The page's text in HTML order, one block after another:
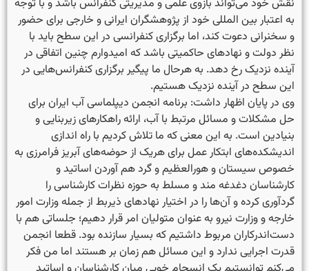
نقش خود می‌تواند بازوی علمی و مدیریتی کنفرانس باشد و با توجه
به اعتبار بین المللی خود از پژوهشگران ایرانی و خارجی برای حضور
و سخنرانی دعوت کند، اما برگزاری کنفرانسی در این سطح باید با
نظر دولت و نهادهای حاکمیتی باشد که امیدوارم چنین اتفاقی در
آینده نزدیک رخ دهد. به هرحال ما پیگیر برگزاری کنفرانس‌هایی در
این سطح در آینده نزدیک هستیم.
وی در پایان اظهار داشت: برنامه انجمن دیپلماسی آب ایران برای
حل مشکلات و مسائل مرتبط با آب، ارائه راهکارهای زیربنایی و
بنیادین است. به این معنی که ما تلاش کردیم با راه اندازی
اندیشکده‌های ابتکار عمل برای هریک از حوضه‌های آبریز فرامرزی به
خصوص سیستان و هورالعظیم و گرد هم آوردن اساتید و
کارشناسان دغدغه مند و مسلط به حوزه نظرات کارشناسی را
گردآوری کرده و آن‌ها را در اختیار نهادهای ذیربط از جمله وزارت امور
خارجه و وزارت نیرو به عنوان متولیان امر قرار دهیم؛ جلساتی هم با
دست‌اندرکاران مربوط داشتیم که بسیار سازنده بود. قطعا انجمن
قدرت اجرایی ندارد و این مسائل هم زمان بر هستند اما من فکر